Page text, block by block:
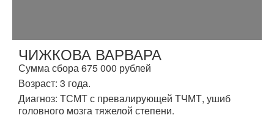
ЧИЖКОВА ВАРВАРА
Сумма сбора 675 000 рублей
Возраст: 3 года.
Диагноз: ТСМТ с превалирующей ТЧМТ, ушиб
головного мозга тяжелой степени.